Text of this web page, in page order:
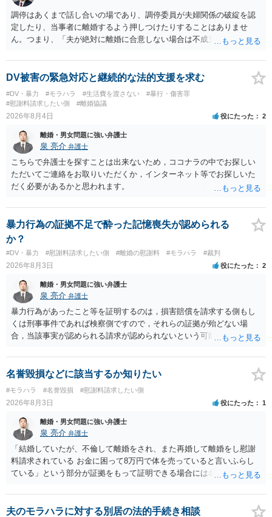
調停はあくまで話し合いの場であり、調停委員が夫婦関係の破綻を認
定したり、当事者に離婚するよう押しつけたりすることはありませ
ん。つまり、「夫が絶対に離婚に合意しない場合は不成立になり」、
きません。 調停段階での離婚成立を希望するなら、夫が離婚に前向き
になるような条件提示をする等、模索するほかありません（極端な話
をいえば、夫から「この条件なら離婚してもよい」として提示された
条件を全部丸呑みする、という方法しかないかもしれません）。た
だ、離婚訴訟をしたくないという考えを見透かされてしまうと、逆に
に抵抗する可能性が高いのであれば、むしろ淡々と調停不成立にして
離婚訴訟で離婚原因を主張し、判決へ持っていく方が近道であること
も少なくありません。見通し等を含め、弁護士へ相談・依頼した方が
よいと思います。
DV被害の緊急対応と継続的な法的支援を求む
#DV・暴力 #モラハラ #生活費を渡さない
#暴行・傷害罪
#慰謝料請求したい側
#離婚協議
2026年8月4日 役にたった 2
離婚・男女問題に強い弁護士
泉 亮介 弁護士
こちらで弁護士を探すことは出来ないため，ココナラの中でお探しい
ただいてご連絡をお取りいただくか，インターネット等でお探しいた
だく必要があるかと思われます。
暴力行為の証拠不足で酔った記憶喪失が認められる
か？
#DV・暴力 #慰謝料請求したい側 #離婚の慰謝料 #モラハラ #裁判
2026年8月3日 役にたった 2
離婚・男女問題に強い弁護士
泉 亮介 弁護士
暴力行為があったこと等を証明するのは，損害賠償を請求する側もし
くは刑事事件であれば検察側ですので，それらの証拠が殆どない場
合，当該事実が認められる請求が認められないという可能性はあるで
名誉毀損などに該当するか知りたい
#モラハラ #名誉毀損 #慰謝料請求したい側
2026年8月3日 役にたった 1
離婚・男女問題に強い弁護士
泉 亮介 弁護士
「結婚していたが、不倫して離婚をされ、また再婚して離婚をし慰謝
料請求されている お金に困って8万円で体を売っていると言いふらし
ている」という部分が証拠をもって証明できる場合には名誉権侵害や
ょう。 既に弁護士にご依頼されているとのことですので，依頼中の弁
護士と打ち合わせの末どのように対応するかを決められると良いでし
夫のモラハラに対する別居の法的手続き相談